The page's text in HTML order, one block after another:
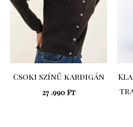
Csoki színű kardigán
27 .990 Ft